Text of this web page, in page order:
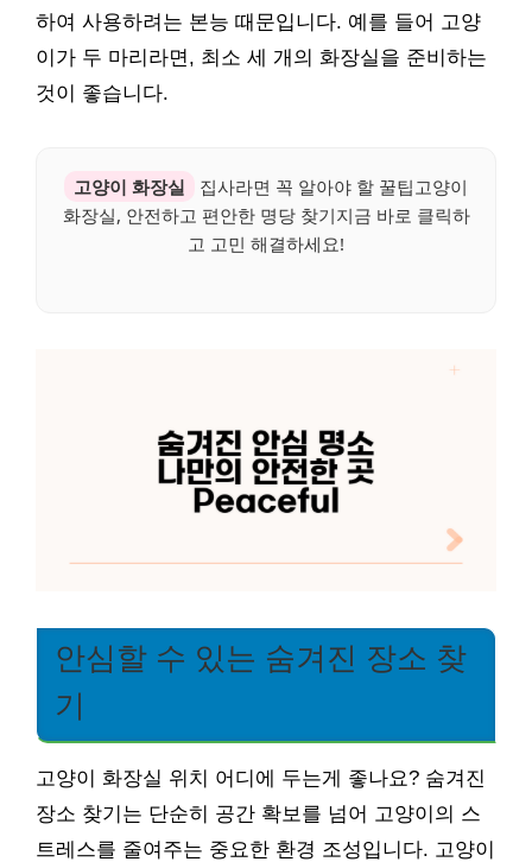
하여 사용하려는 본능 때문입니다. 예를 들어 고양
이가 두 마리라면, 최소 세 개의 화장실을 준비하는
것이 좋습니다.
고양이 화장실
집사라면 꼭 알아야 할 꿀팁고양이
화장실, 안전하고 편안한 명당 찾기지금 바로 클릭하
고 고민 해결하세요!
안심할 수 있는 숨겨진 장소 찾
기
고양이 화장실 위치 어디에 두는게 좋나요? 숨겨진
장소 찾기는 단순히 공간 확보를 넘어 고양이의 스
트레스를 줄여주는 중요한 환경 조성입니다. 고양이